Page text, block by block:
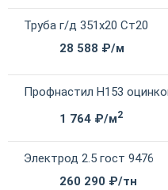
Труба г/д 351х20 Ст20
28 588 ₽/м
Профнастил Н153
1 764 ₽/м2
Электрод 2.5 гост 9476
260 290 ₽/тн